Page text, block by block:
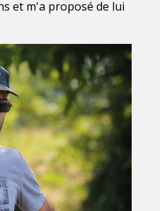
et m'a proposé de lui